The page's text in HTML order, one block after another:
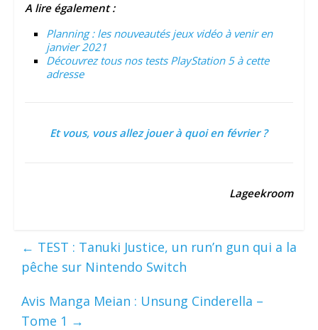
A lire également :
Planning : les nouveautés jeux vidéo à venir en
janvier 2021
Découvrez tous nos tests PlayStation 5 à cette
adresse
Et vous, vous allez jouer à quoi en février ?
Lageekroom
← TEST : Tanuki Justice, un run’n gun qui a la
pêche sur Nintendo Switch
Avis Manga Meian : Unsung Cinderella –
Tome 1 →